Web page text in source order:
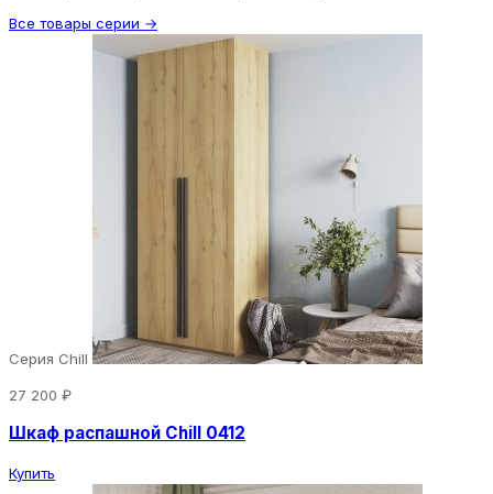
Все товары серии →
Серия Chill
27 200 ₽
Шкаф распашной Chill 0412
Купить